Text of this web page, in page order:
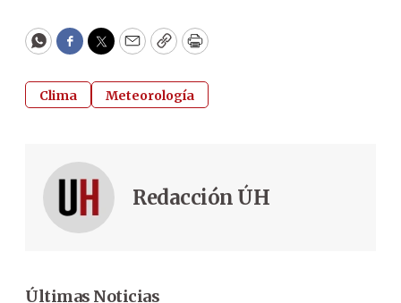
WhatsApp
Facebook
Twitter
EmailCopyPrint
Clima Meteorología
Redacción ÚH
Últimas Noticias